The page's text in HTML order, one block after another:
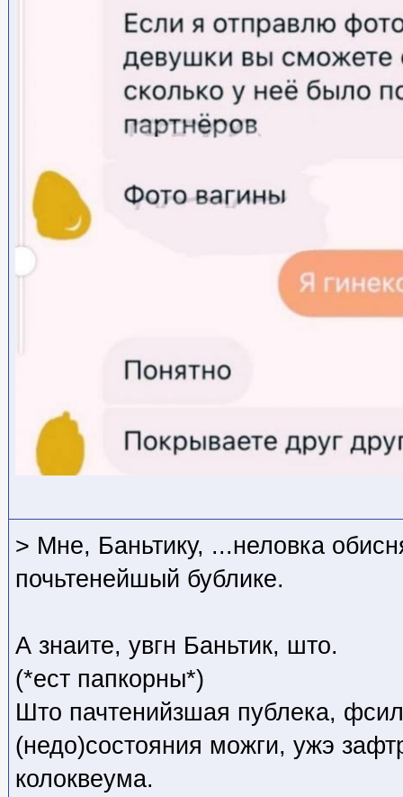
> Мне, Баньтику, ...неловка
почьтенейшый бублике.
А знаите, увгн Баньтик, што.
(*ест папкорны*)
Што пачтенийзшая публека,
(недо)состояния можги, ужэ
колоквеума.